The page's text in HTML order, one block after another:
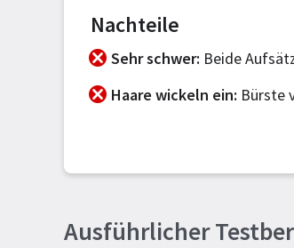
Nachteile
Sehr schwer Beide
Haare wickeln ein Bürste
Ausführlicher